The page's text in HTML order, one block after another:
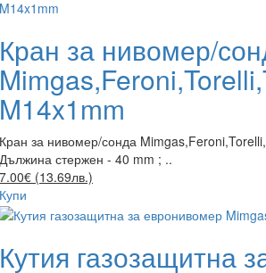
Кран за нивомер/
M14x1mm
Кран за нивомер/сонда
Дължина стержен - 40 mm ; ..
7.00€ (13.69лв.)
Купи
Кутия газозащитна